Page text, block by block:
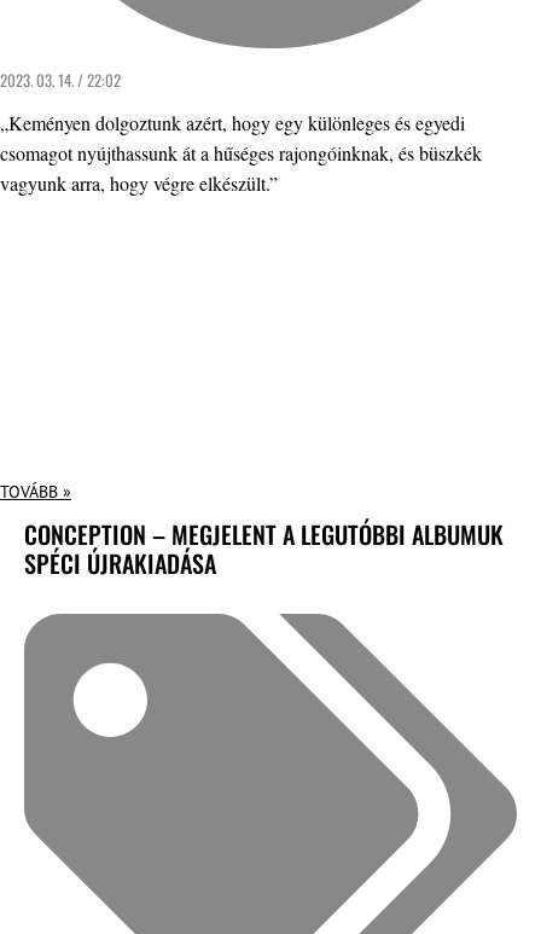
2023. 03. 14. / 22:02
„Keményen dolgoztunk azért, hogy egy különleges és egyedi
csomagot nyújthassunk át a hűséges rajongóinknak, és büszkék
vagyunk arra, hogy végre elkészült.”
TOVÁBB »
CONCEPTION – MEGJELENT A LEGUTÓBBI ALBUMUK
SPÉCI ÚJRAKIADÁSA